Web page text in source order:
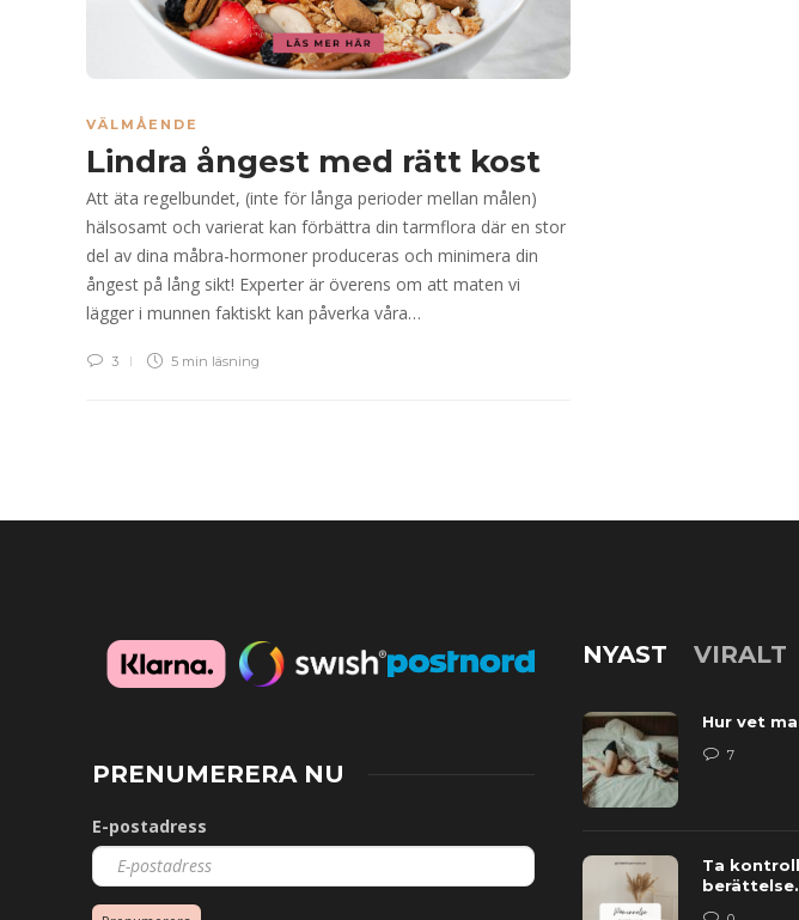
VÄLMÅENDE
Lindra ångest med rätt kost
Att äta regelbundet, (inte för långa perioder mellan målen)
hälsosamt och varierat kan förbättra din tarmflora där en stor
del av dina måbra-hormoner produceras och minimera din
ångest på lång sikt! Experter är överens om att maten vi
lägger i munnen faktiskt kan påverka våra…
3 5 min läsning
PRENUMERERA NU
E-postadress
NYAST VIRALT
Hur vet
7
Ta
berättelse.